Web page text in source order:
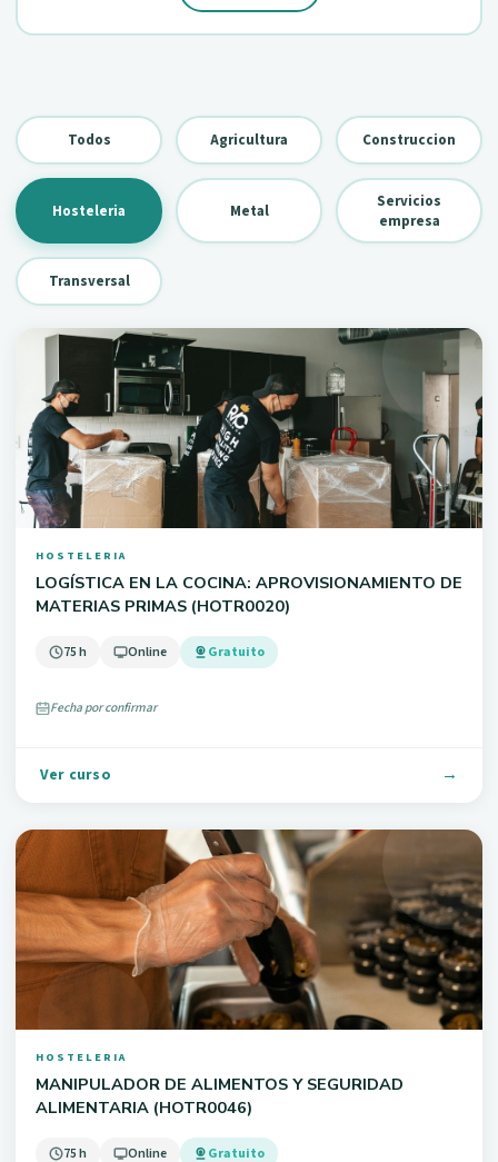
Todos Agricultura Construccion
Hosteleria Metal
Servicios
empresa
Transversal
HOSTELERIA
LOGÍSTICA EN LA COCINA: APROVISIONAMIENTO DE
MATERIAS PRIMAS (HOTR0020)
75 h Online Gratuito
Fecha por confirmar
Ver curso
HOSTELERIA
MANIPULADOR DE ALIMENTOS Y SEGURIDAD
ALIMENTARIA (HOTR0046)
75 h Online Gratuito